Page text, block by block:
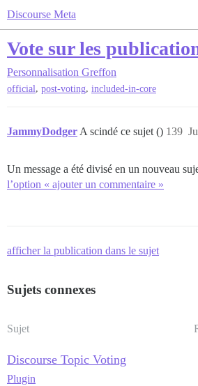
Discourse Meta
Vote sur les
Personnalisation Greffon
official, post-voting, included-in-core
JammyDodger A scindé ce sujet () 139
Un message a été divisé en un nouveau
l’option « ajouter un commentaire »
afficher la publication dans le sujet
Sujets connexes
Sujet
Discourse Topic Voting
Plugin